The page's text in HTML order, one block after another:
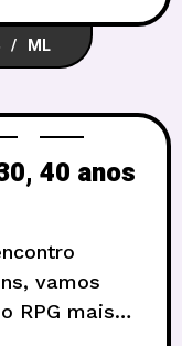
site ainda
ML
40 anos
vamos
RPG mais